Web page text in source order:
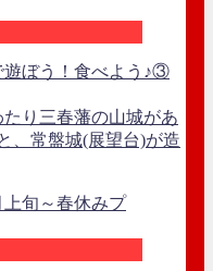
遊ぼう！食べよう♪③
たり三春藩の山城があ
、常盤城(展望台)が造